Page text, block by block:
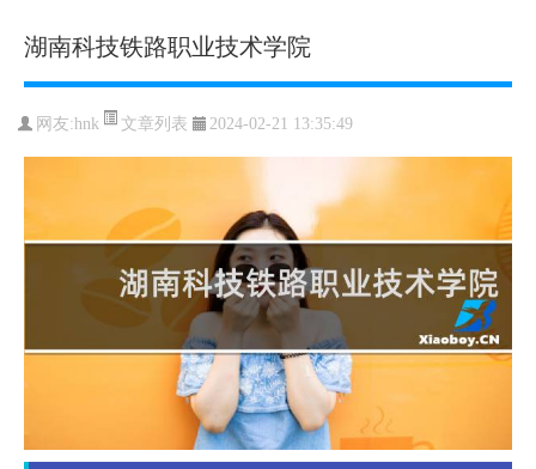
湖南科技铁路职业技术学院
网友:hnk 文章列表 2024-02-21 13:35:49